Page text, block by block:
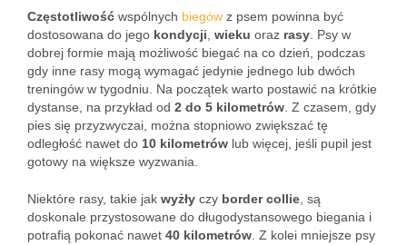
Częstotliwość wspólnych biegów z psem powinna być
dostosowana do jego kondycji wieku oraz rasy . Psy w
dobrej formie mają możliwość biegać na co dzień, podczas
gdy inne rasy mogą wymagać jedynie jednego lub dwóch
treningów w tygodniu. Na początek warto postawić na krótkie
dystanse, na przykład od 2 do 5 kilometrów . Z czasem, gdy
pies się przyzwyczai, można stopniowo zwiększać tę
odległość nawet do 10 kilometrów lub więcej, jeśli pupil jest
gotowy na większe wyzwania.
Niektóre rasy, takie jak wyżły czy border collie , są
doskonale przystosowane do długodystansowego biegania i
potrafią pokonać nawet 40 kilometrów . Z kolei mniejsze psy